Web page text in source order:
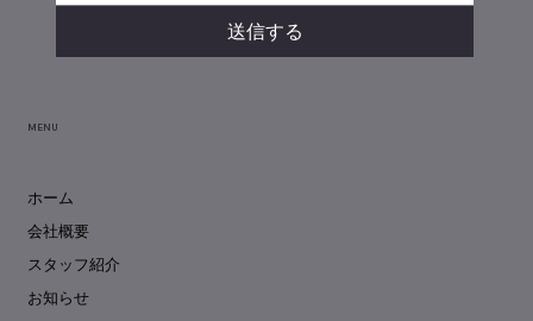
ホーム
会社概要
スタッフ紹介
お知らせ
MENU
送信する